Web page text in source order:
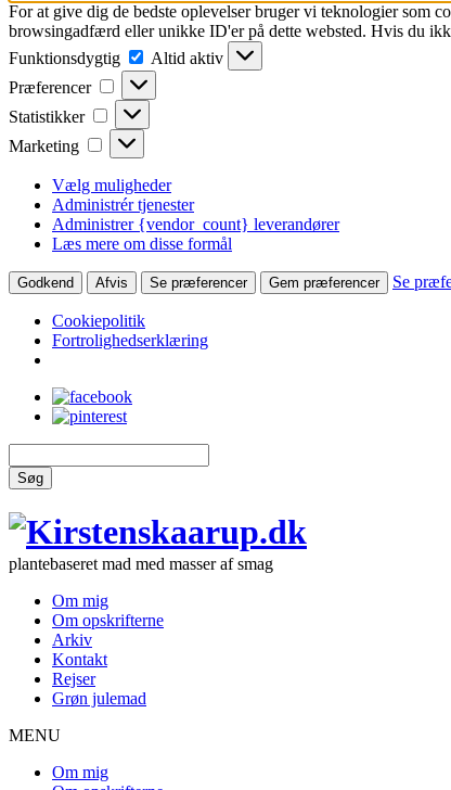
For at give dig de bedste oplevelser bruger vi teknologier som
browsingadfærd eller unikke ID'er på dette websted. Hvis du
Funktionsdygtig
Funktionsdygtig
Altid aktiv
Præferencer
Præferencer
Statistikker Statistikker
Marketing Marketing
Vælg muligheder
Administrér tjenester
Administrer {vendor_count} leverandører
Læs mere om disse formål
Godkend Afvis Se præferencer Gem præferencer Se
Cookiepolitik
Fortrolighedserklæring
Søg
plantebaseret mad med masser af smag
Om mig
Om opskrifterne
Arkiv
Kontakt
Rejser
Grøn julemad
MENU
Om mig